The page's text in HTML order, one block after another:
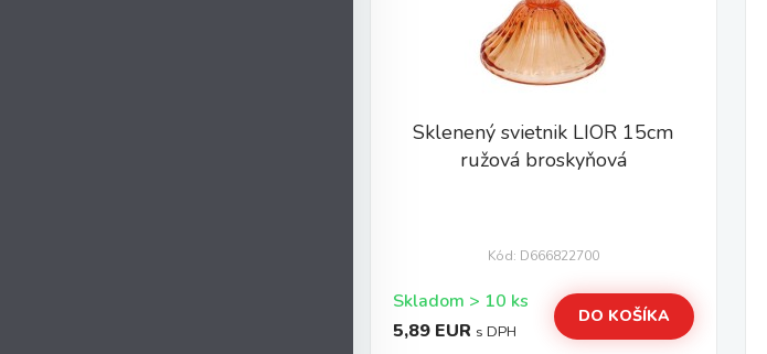
Sklenený svietnik LIOR 15cm
ružová broskyňová
Kód: D666822700
Skladom > 10 ks
5,89 EUR s DPH
DO KOŠÍKA